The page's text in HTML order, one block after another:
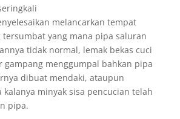
melancarkan tempat
yang mana pipa saluran
tidak normal, lemak bekas cuci
gampang menggumpal bahkan pipa
dibuat mendaki, ataupun
minyak sisa pencucian telah
pipa.